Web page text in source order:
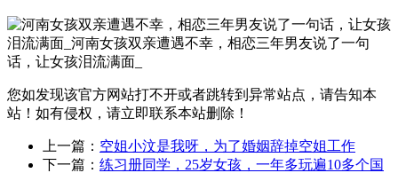
您如发现该官方网站打不开或者跳转到异常站点，请告知本
站！如有侵权，请立即联系本站删除！
上一篇： 空姐小汶是我呀，为了婚姻辞掉空姐工作
下一篇： 练习册同学，25岁女孩，一年多玩遍10多个国